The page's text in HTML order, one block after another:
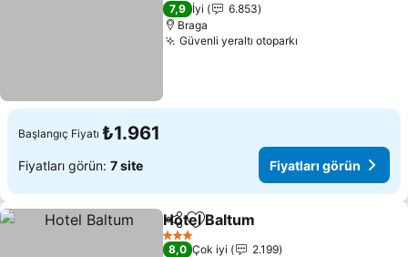
7,9 İyi
6.853
Braga
Güvenli yeraltı otoparkı
Başlangıç Fiyatı ₺1.961
Fiyatları görün: 7 site Fiyatları görün
PaylaşFavorilerime ekle
Hotel Baltum
3 Yıldız
8,0 Çok iyi
2.199